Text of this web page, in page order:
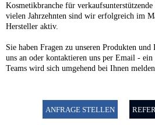
Kosmetikbranche für
vielen Jahrzehnten sind wir erfolgreich im
Hersteller aktiv.
Sie haben Fragen zu unseren Produkten
uns an oder kontaktieren uns per Email -
Teams wird sich umgehend bei Ihnen
ANFRAGE STELLEN